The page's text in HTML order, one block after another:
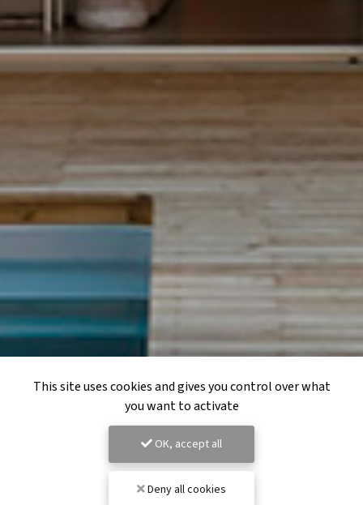
This site uses cookies and gives you control over what
you want to activate
OK, accept all
Deny all cookies